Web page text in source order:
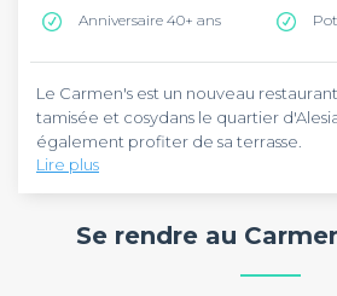
Anniversaire 40+ ans
Le Carmen's est un nouveau
tamisée et cosydans le quartier
également profiter de sa terrasse.
Sathees, le propriétaire n'a
pointue et des bières d'Abbaye.
Lire plus
Se rendre au